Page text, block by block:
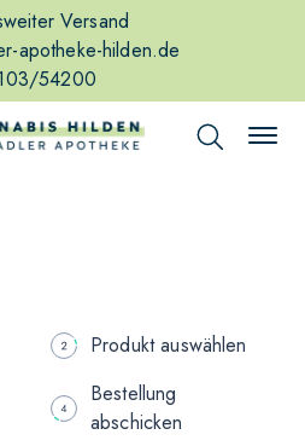
Versand
apotheke-hilden.de
54200
Produkt auswählen
Bestellung
abschicken